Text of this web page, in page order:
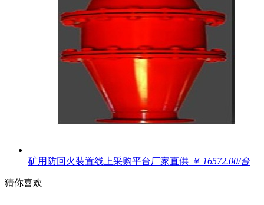
矿用防回火装置线上采购平台厂家直供 ￥ 16572.00/台
猜你喜欢